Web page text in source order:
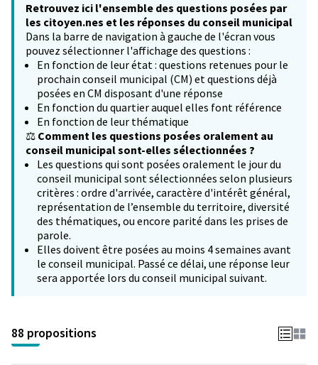
Retrouvez ici l'ensemble des questions posées par
les citoyen.nes et les réponses du conseil municipal
Dans la barre de navigation à gauche de l'écran vous
pouvez sélectionner l'affichage des questions :
En fonction de leur état : questions retenues pour le
prochain conseil municipal (CM) et questions déjà
posées en CM disposant d'une réponse
En fonction du quartier auquel elles font référence
En fonction de leur thématique
⚖️ Comment les questions posées oralement au
conseil municipal sont-elles sélectionnées ?
Les questions qui sont posées oralement le jour du
conseil municipal sont sélectionnées selon plusieurs
critères : ordre d'arrivée, caractère d'intérêt général,
représentation de l’ensemble du territoire, diversité
des thématiques, ou encore parité dans les prises de
parole.
Elles doivent être posées au moins 4 semaines avant
le conseil municipal. Passé ce délai, une réponse leur
sera apportée lors du conseil municipal suivant.
88 propositions